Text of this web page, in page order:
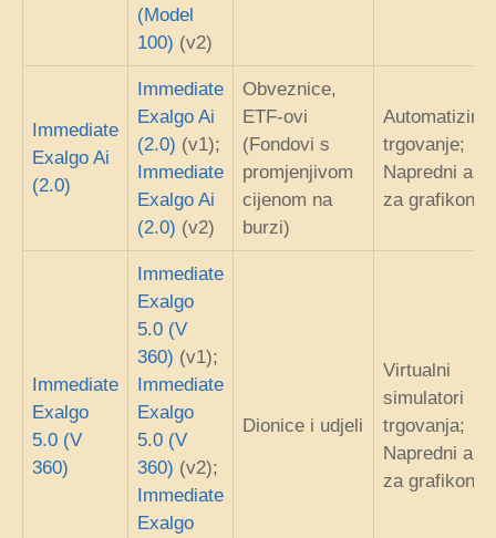
(Model
100) (v2)
Immediate
Exalgo Ai
(2.0)
Immediate
Exalgo Ai
(2.0) (v1);
Immediate
Exalgo Ai
(2.0) (v2)
Obveznice,
ETF-ovi
(Fondovi s
promjenjivom
cijenom na
burzi)
trgovanje;
Napredni alati
za grafikone
Immediate
Exalgo
5.0 (V
360)
Immediate
Exalgo
5.0 (V
360) (v1);
Immediate
Exalgo
5.0 (V
360) (v2);
Immediate
Exalgo
Dionice i udjeli
Virtualni
simulatori
trgovanja;
Napredni alati
za grafikone